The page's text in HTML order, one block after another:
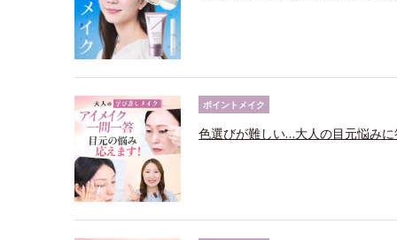
ポイントメイク
色選びが難しい…大人の目元悩み